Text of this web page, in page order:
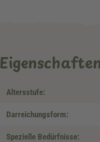
Altersstufe:
Darreichungsform:
Spezielle Bedürfnisse: